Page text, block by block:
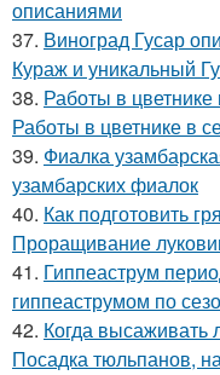
описаниями
37. Виноград Гусар
Кураж и уникальный
38. Работы в
Работы в цветнике в
39. Фиалка
узамбарских фиалок
40. Как подготовить
Проращивание
41. Гиппеаструм
гиппеаструмом по
42. Когда высаживать
Посадка тюльпанов,